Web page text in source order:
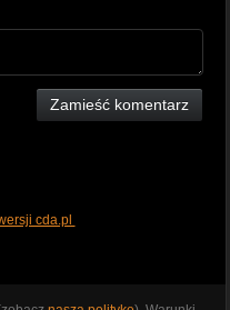
Zamieść komentarz
cda.pl